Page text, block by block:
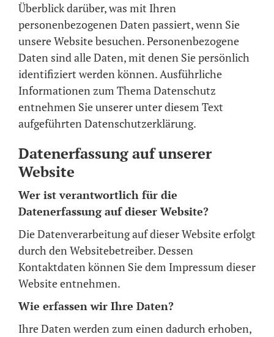
Überblick darüber, was mit Ihren
personenbezogenen Daten passiert, wenn Sie
unsere Website besuchen. Personenbezogene
Daten sind alle Daten, mit denen Sie persönlich
identifiziert werden können. Ausführliche
Informationen zum Thema Datenschutz
entnehmen Sie unserer unter diesem Text
aufgeführten Datenschutzerklärung.
Datenerfassung auf unserer
Website
Wer ist verantwortlich für die
Datenerfassung auf dieser Website?
Die Datenverarbeitung auf dieser Website erfolgt
durch den Websitebetreiber. Dessen
Kontaktdaten können Sie dem Impressum dieser
Website entnehmen.
Wie erfassen wir Ihre Daten?
Ihre Daten werden zum einen dadurch erhoben,